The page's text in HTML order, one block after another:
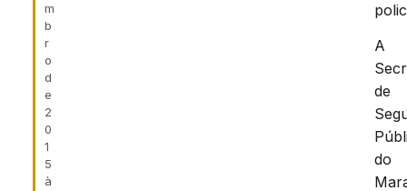
m
b
r
o
d
e
2
0
1
5
à
A
de
do